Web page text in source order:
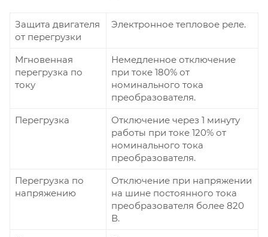
Защита двигателя
от перегрузки
Электронное тепловое реле.
Мгновенная
перегрузка по
току
Немедленное отключение
при токе 180% от
номинального тока
преобразователя.
Перегрузка
Отключение через 1 минуту
работы при токе 120% от
номинального тока
преобразователя.
Перегрузка по
напряжению
Отключение при напряжении
на шине постоянного тока
преобразователя более 820
В.